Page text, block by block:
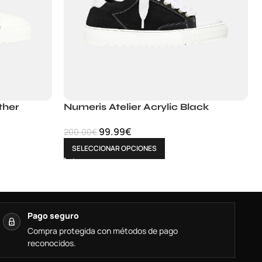
Numeris Atelier Acrylic Black
200.00€ 99.99€
SELECCIONAR OPCIONES
Pago seguro
Compra protegida con métodos de pago
reconocidos.